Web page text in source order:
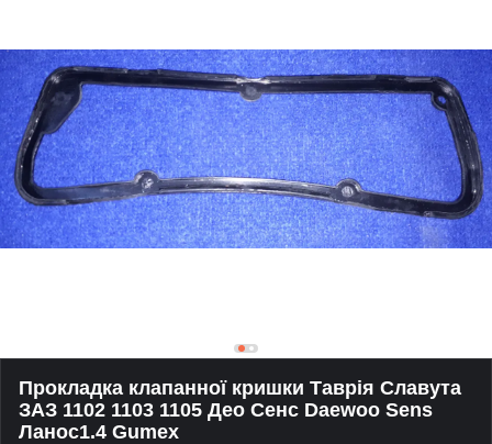
Прокладка клапанної кришки Таврія Славута
ЗАЗ 1102 1103 1105 Део Сенс Daewoo Sens
Ланос1.4 Gumex